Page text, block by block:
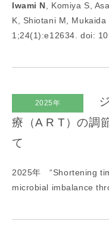
生
殖
補
医
（
A
R
卵
子
凍
Iwami N , Komiya S,
K, Shiotani M,
1;24(1):e12634. doi:
2025年
療（A R T）の調
て
2025年 “Shortening
microbial imbalance